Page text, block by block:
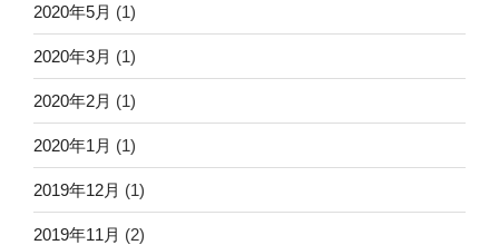
2020年5月 (1)
2020年3月 (1)
2020年2月 (1)
2020年1月 (1)
2019年12月 (1)
2019年11月 (2)